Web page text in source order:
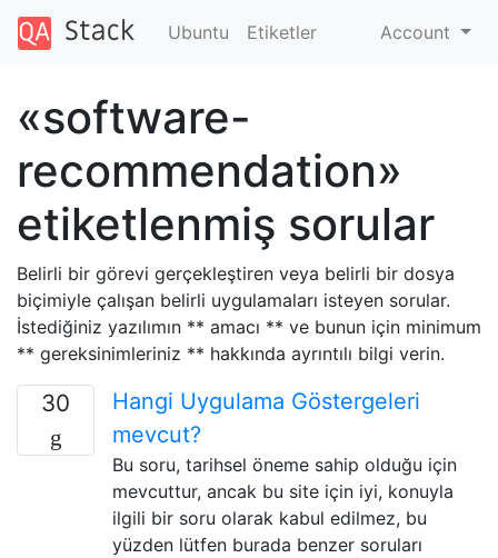
Ubuntu Etiketler Account
«software-
recommendation»
etiketlenmiş sorular
Belirli bir görevi gerçekleştiren veya belirli bir dosya
biçimiyle çalışan belirli uygulamaları isteyen sorular.
İstediğiniz yazılımın ** amacı ** ve bunun için minimum
** gereksinimleriniz ** hakkında ayrıntılı bilgi verin.
30
Hangi Uygulama Göstergeleri
mevcut?
Bu soru, tarihsel öneme sahip olduğu için
mevcuttur, ancak bu site için iyi, konuyla
ilgili bir soru olarak kabul edilmez, bu
yüzden lütfen burada benzer soruları